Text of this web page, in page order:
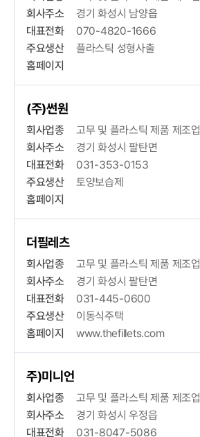
회사주소
경기 화성시 남양읍
대표전화
070-4820-1666
주요생산
플라스틱 성형사출
홈페이지
(주)썬원
회사업종
고무 및 플라스틱 제품 제조업
회사주소
경기 화성시 팔탄면
대표전화
031-353-0153
주요생산
토양보습제
홈페이지
더필레츠
회사업종
고무 및 플라스틱 제품 제조업
회사주소
경기 화성시 팔탄면
대표전화
031-445-0600
주요생산
이동식주택
홈페이지
www.thefillets.com
주)미니언
회사업종
고무 및 플라스틱 제품 제조업
회사주소
경기 화성시 우정읍
대표전화
031-8047-5086